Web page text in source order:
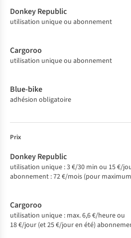
utilisation unique ou abonnement
utilisation unique ou abonnement
adhésion obligatoire
Prix
utilisation unique : 3 €/30 min ou 15 €/
abonnement : 72 €/mois (pour
utilisation unique : max. 6,6 €/heure ou
18 €/jour (et 25 €/jour en été)